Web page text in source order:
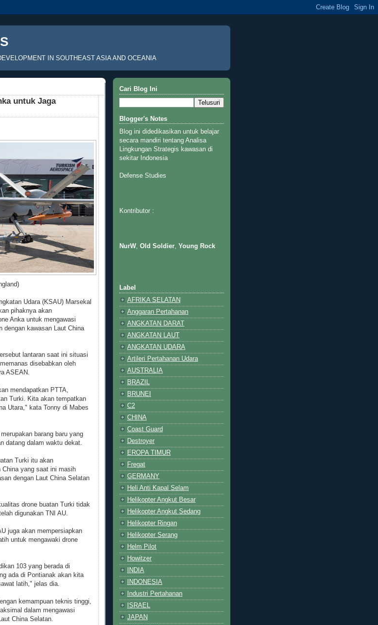
IN SOUTHEAST ASIA AND OCEANIA
untuk Jaga
Udara (KSAU) Marsekal
pihaknya akan
Anka untuk mengawasi
dengan kawasan Laut China
lantaran saat ini situasi
disebabkan oleh
ASEAN.
mendapatkan PTTA,
Turki. Kita akan tempatkan
Utara," kata Tonny di Mabes
barang baru yang
datang dalam waktu dekat.
Turki itu akan
China yang saat ini masih
dengan Laut China Selatan
drone buatan Turki tidak
digunakan TNI AU.
juga akan mempersiapkan
untuk mengawaki drone
103 yang berada di
ada di Pontianak akan kita
latih," jelas dia.
kemampuan teknis tinggi,
dalam mengawasi
China Selatan.
Cari Blog Ini
Blogger's Notes
Blog ini didedikasikan untuk belajar
secara mandiri tentang Analisa
Lingkungan Strategis kawasan di
sekitar Indonesia
Defense Studies
Kontributor :
NurW Old Soldier Young Rock
Label
AFRIKA SELATAN
Anggaran Pertahanan
ANGKATAN DARAT
ANGKATAN LAUT
ANGKATAN UDARA
Artileri Pertahanan Udara
AUSTRALIA
BRAZIL
BRUNEI
C2
CHINA
Coast Guard
Destroyer
EROPA TIMUR
Fregat
GERMANY
Heli Anti Kapal Selam
Helikopter Angkut Besar
Helikopter Angkut Sedang
Helikopter Ringan
Helikopter Serang
Helm Pilot
Howitzer
INDIA
INDONESIA
Industri Pertahanan
ISRAEL
JAPAN